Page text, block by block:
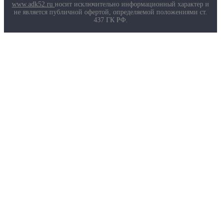
Маркировка противогазов
Основные ТР ТС, ГОСТ и ТУ
www.adk52.ru носит исключительно информационный характер и
не является публичной офертой, определяемой положениями ст.
437 ГК РФ.